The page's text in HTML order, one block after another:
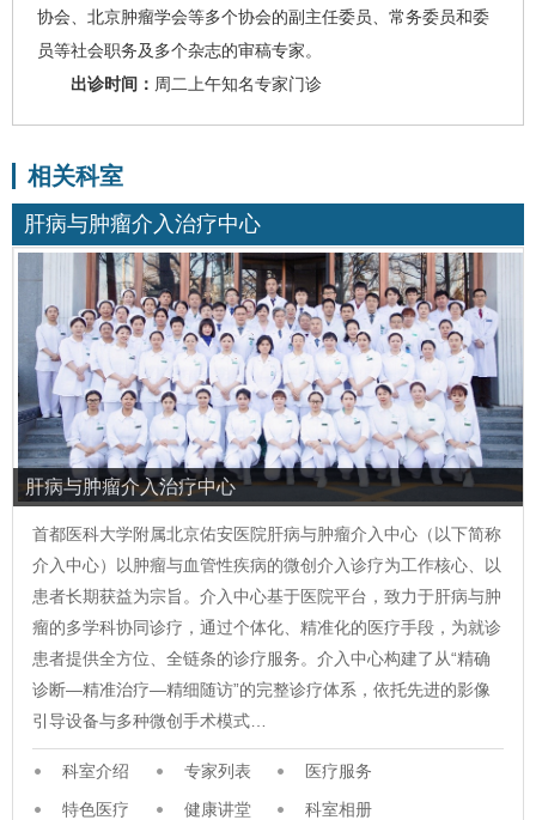
协会、北京肿瘤学会等多个协会的副主任委员、常务委员和委
员等社会职务及多个杂志的审稿专家。
出诊时间： 周二上午知名专家门诊
相关科室
肝病与肿瘤介入治疗中心
肝病与肿瘤介入治疗中心
首都医科大学附属北京佑安医院肝病与肿瘤介入中心（以下简称
介入中心）以肿瘤与血管性疾病的微创介入诊疗为工作核心、以
患者长期获益为宗旨。介入中心基于医院平台，致力于肝病与肿
瘤的多学科协同诊疗，通过个体化、精准化的医疗手段，为就诊
患者提供全方位、全链条的诊疗服务。介入中心构建了从“精确
诊断—精准治疗—精细随访”的完整诊疗体系，依托先进的影像
引导设备与多种微创手术模式…
科室介绍 专家列表
医疗服务
特色医疗
健康讲堂 科室相册